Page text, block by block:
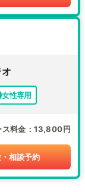
女性専用
ス料金 13,800円
相談予約